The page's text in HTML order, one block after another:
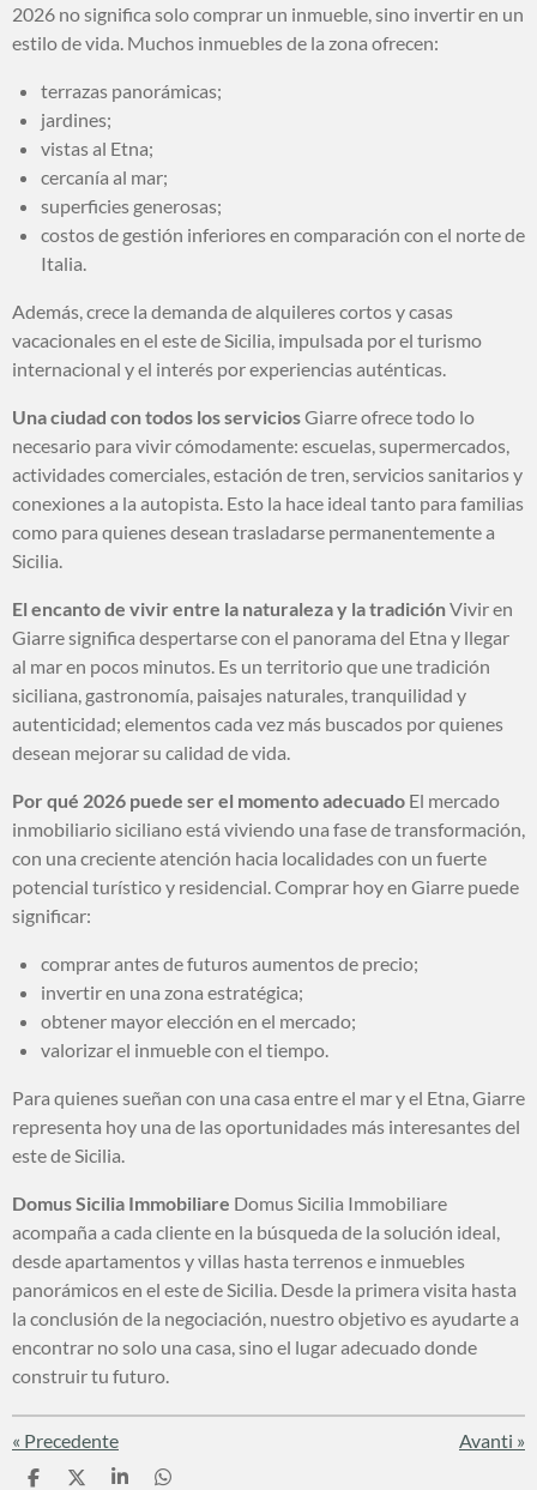
2026 no significa solo comprar un inmueble, sino invertir en un
estilo de vida. Muchos inmuebles de la zona ofrecen:
terrazas panorámicas;
jardines;
vistas al Etna;
cercanía al mar;
superficies generosas;
costos de gestión inferiores en comparación con el norte de
Italia.
Además, crece la demanda de alquileres cortos y casas
vacacionales en el este de Sicilia, impulsada por el turismo
internacional y el interés por experiencias auténticas.
Una ciudad con todos los serviciosGiarre ofrece todo lo
necesario para vivir cómodamente: escuelas, supermercados,
actividades comerciales, estación de tren, servicios sanitarios y
conexiones a la autopista. Esto la hace ideal tanto para familias
como para quienes desean trasladarse permanentemente a
Sicilia.
El encanto de vivir entre la naturaleza y la tradiciónVivir en
Giarre significa despertarse con el panorama del Etna y llegar
al mar en pocos minutos. Es un territorio que une tradición
siciliana, gastronomía, paisajes naturales, tranquilidad y
autenticidad; elementos cada vez más buscados por quienes
desean mejorar su calidad de vida.
Por qué 2026 puede ser el momento adecuado El mercado
inmobiliario siciliano está viviendo una fase de transformación,
con una creciente atención hacia localidades con un fuerte
potencial turístico y residencial. Comprar hoy en Giarre puede
significar:
comprar antes de futuros aumentos de precio;
invertir en una zona estratégica;
obtener mayor elección en el mercado;
valorizar el inmueble con el tiempo.
Para quienes sueñan con una casa entre el mar y el Etna, Giarre
representa hoy una de las oportunidades más interesantes del
este de Sicilia.
Domus Sicilia Immobiliare Domus Sicilia Immobiliare
acompaña a cada cliente en la búsqueda de la solución ideal,
desde apartamentos y villas hasta terrenos e inmuebles
panorámicos en el este de Sicilia. Desde la primera visita hasta
la conclusión de la negociación, nuestro objetivo es ayudarte a
encontrar no solo una casa, sino el lugar adecuado donde
construir tu futuro.
« Precedente Avanti »
C
C
C
C